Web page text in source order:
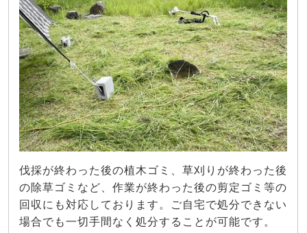
伐採が終わった後の植木ゴミ、草刈りが終わった後
の除草ゴミなど、作業が終わった後の剪定ゴミ等の
回収にも対応しております。ご自宅で処分できない
場合でも一切手間なく処分することが可能です。